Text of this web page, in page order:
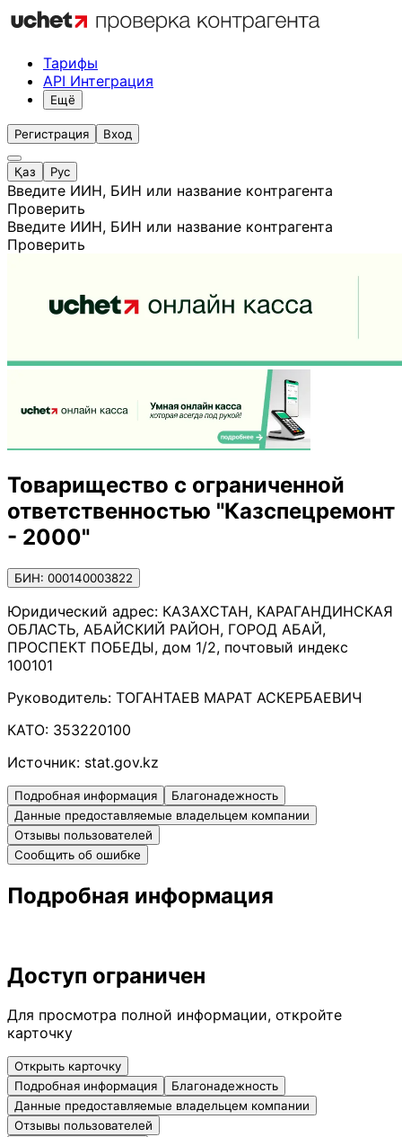
Тарифы
API Интеграция
Ещё
Регистрация Вход
Қаз Рус
Введите ИИН, БИН или название контрагента
Проверить
Введите ИИН, БИН или название контрагента
Проверить
Товарищество с ограниченной
ответственностью "Казспецремонт
- 2000"
БИН: 000140003822
Юридический адрес: КАЗАХСТАН, КАРАГАНДИНСКАЯ
ОБЛАСТЬ, АБАЙСКИЙ РАЙОН, ГОРОД АБАЙ,
ПРОСПЕКТ ПОБЕДЫ, дом 1/2, почтовый индекс
100101
Руководитель: ТОГАНТАЕВ МАРАТ АСКЕРБАЕВИЧ
КАТО: 353220100
Источник: stat.gov.kz
Подробная информация
Благонадежность
Данные предоставляемые владельцем компании
Отзывы пользователей
Сообщить об ошибке
Подробная информация
Доступ ограничен
Для просмотра полной информации, откройте
карточку
Открыть карточку
Подробная информация
Благонадежность
Данные предоставляемые владельцем компании
Отзывы пользователей